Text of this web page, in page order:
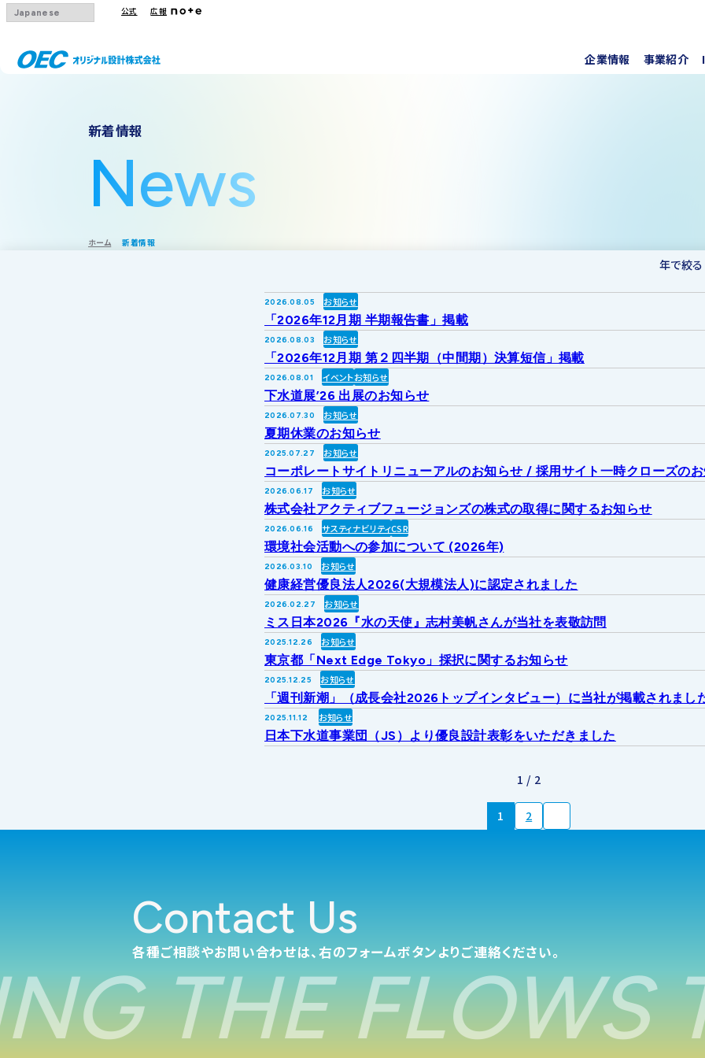
公式 広報
企業情報 事業紹介
新着情報
News
ホーム 新着情報
年で絞る
2026.08.05 お知らせ
「2026年12月期 半期報告書」掲載
2026.08.03 お知らせ
「2026年12月期 第２四半期（中間期）決算短信」掲載
2026.08.01 イベントお知らせ
下水道展’26 出展のお知らせ
2026.07.30 お知らせ
夏期休業のお知らせ
2025.07.27 お知らせ
コーポレートサイトリニューアルのお知らせ / 採用サイト一時クローズの
2026.06.17 お知らせ
株式会社アクティブフュージョンズの株式の取得に関するお知らせ
2026.06.16 サスティナビリティCSR
環境社会活動への参加について (2026年)
2026.03.10 お知らせ
健康経営優良法人2026(大規模法人)に認定されました
2026.02.27 お知らせ
ミス日本2026『水の天使』志村美帆さんが当社を表敬訪問
2025.12.26 お知らせ
東京都「Next Edge Tokyo」採択に関するお知らせ
2025.12.25 お知らせ
「週刊新潮」（成長会社2026トップインタビュー）に当社が掲載されまし
2025.11.12 お知らせ
日本下水道事業団（JS）より優良設計表彰をいただきました
1 / 2
1 2
Contact Us
各種ご相談やお問い合わせは、右のフォームボタンよりご連絡ください。
THE FLOWS